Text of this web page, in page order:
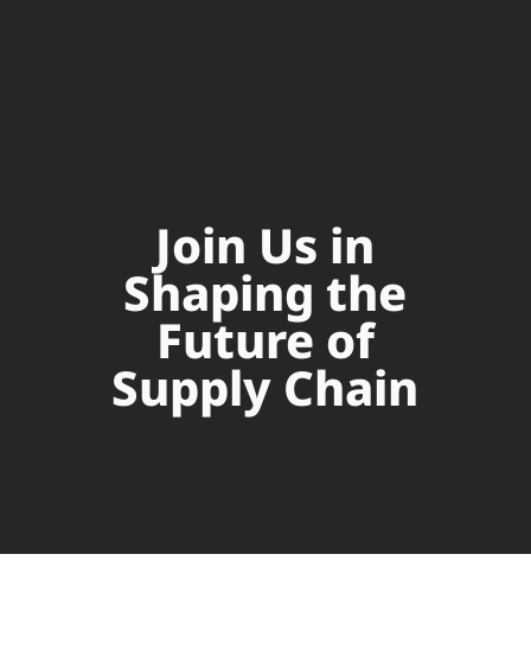
Join Us in
Shaping the
Future of
Supply Chain